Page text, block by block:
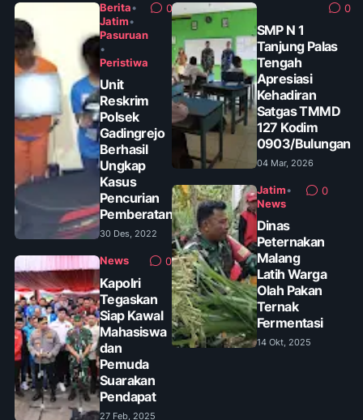
Berita•
Jatim•
Pasuruan
•
Peristiwa
0
Unit
Reskrim
Polsek
Gadingrejo
Berhasil
Ungkap
Kasus
Pencurian
Pemberatan
30 Des, 2022
News 0
Kapolri
Tegaskan
Siap Kawal
Mahasiswa
dan
Pemuda
Suarakan
Pendapat
27 Feb, 2025
0
SMP N 1
Tanjung Palas
Tengah
Apresiasi
Kehadiran
Satgas TMMD
127 Kodim
0903/Bulungan
04 Mar, 2026
Jatim•
News
0
Dinas
Peternakan
Malang
Latih Warga
Olah Pakan
Ternak
Fermentasi
14 Okt, 2025